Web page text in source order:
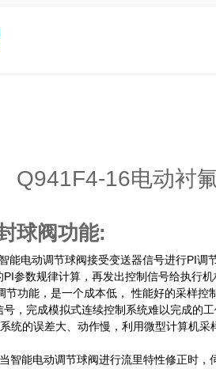
球阀功能:
电动调节球阀接受变送器信号进行PI调
PI参数规律计算，再发出控制信号给执行
节功能，是一个成本低， 性能好的采样控
，完成模拟式连续控制系统难以完成的
统的误差大、动作慢，利用微型计算机
能电动调节球阀进行流里特性修正时，